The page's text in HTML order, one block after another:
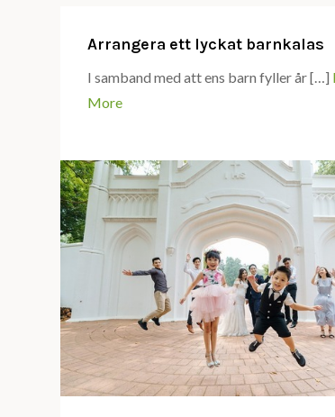
Arrangera ett lyckat barnkalas
I samband med att ens barn fyller år […]
More